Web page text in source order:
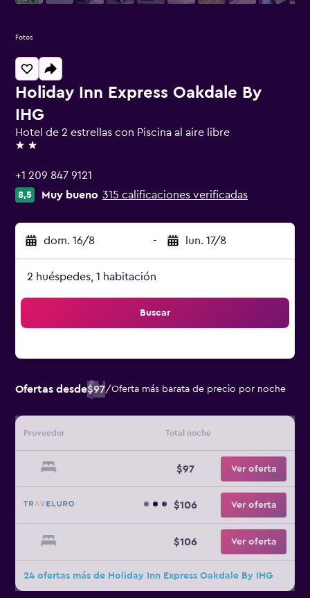
Holiday Inn Express Oakdale By
IHG
Hotel de 2 estrellas con Piscina al aire libre
2 estrellas
+1 209 847 9121
8,5 Muy bueno 315 calificaciones verificadas
dom. 16/8 - lun. 17/8
2 huéspedes, 1 habitación
Buscar
Ofertas desde$97/Oferta más barata de precio por noche
Proveedor Total noche
$97 Ver oferta
$106 Ver oferta
$106 Ver oferta
24 ofertas más de Holiday Inn Express Oakdale By IHG
Fotos